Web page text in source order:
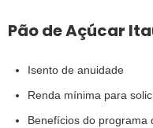
Pão de Açúcar
Isento de anuidade
Renda mínima para
Benefícios do programa